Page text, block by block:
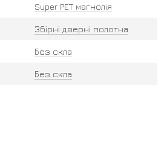
Super PET магнолія
Збірні дверні полотна
Без скла
Без скла